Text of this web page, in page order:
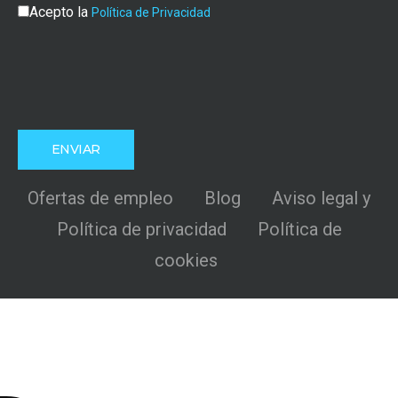
Acepto la Política de Privacidad
Ofertas de empleo Blog
Aviso legal y
Política de privacidad
Política de
cookies